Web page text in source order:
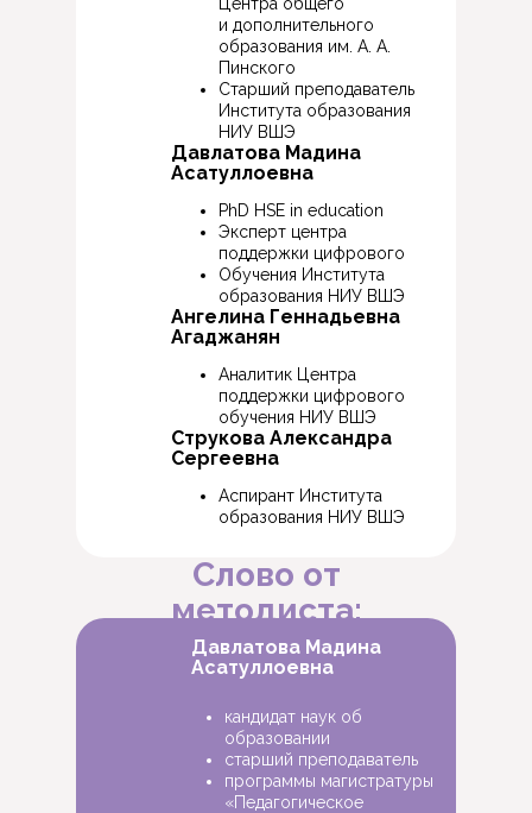
и дополнительного
образования им. А. А.
Пинского
Старший преподаватель
Института образования
НИУ ВШЭ
Давлатова Мадина
Асатуллоевна
PhD HSE in education
Эксперт центра
поддержки цифрового
Обучения Института
образования НИУ ВШЭ
Ангелина Геннадьевна
Агаджанян
Аналитик Центра
поддержки цифрового
обучения НИУ ВШЭ
Струкова Александра
Сергеевна
Аспирант Института
образования НИУ ВШЭ
Слово от
методиста:
Давлатова Мадина
Асатуллоевна
кандидат наук об
образовании
старший преподаватель
программы магистратуры
«Педагогическое